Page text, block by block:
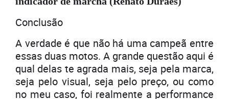
Conclusão
A verdade é que não há uma campeã entre
essas duas motos. A grande questão aqui é
qual delas te agrada mais, seja pela marca,
seja pelo visual, seja pelo preço, ou como
no meu caso, foi realmente a performance